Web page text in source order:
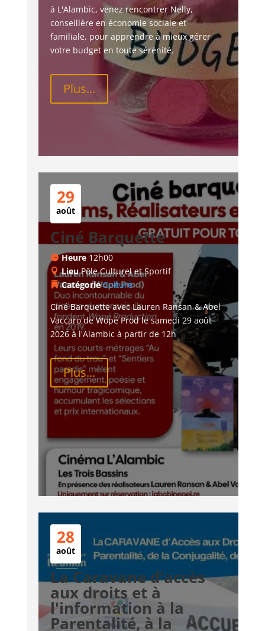
à L'Alambic, venez rencontrer Nelly,
conseillère en économie sociale et
familiale, pour apprendre à mieux gérer
votre budget en toute sérénité.
Plus...
29
août
Ciné Barquette
Heure 12h00
LieuPôle Culturel et Sportif
CatégorieCulture
Ciné Barquette avec Lauren Ransan & Abel
Vaccaro de Wopé Prod le samedi 29 août
2026 à l'Alambic à partir de 12h
Plus...
28
août
La Caravane d'accès
aux droits et à
l'information à la
Parentalité, à la